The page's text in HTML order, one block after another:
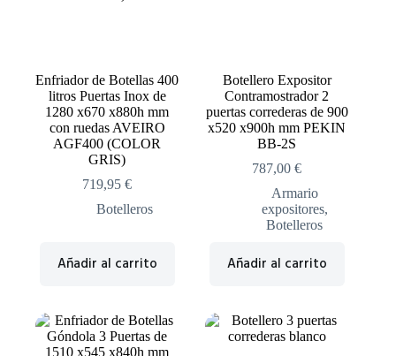
Enfriador de Botellas 400
litros Puertas Inox de
1280 x670 x880h mm
con ruedas AVEIRO
AGF400 (COLOR
GRIS)
719,95€
Botelleros
Añadir al carrito
Botellero Expositor
Contramostrador 2
puertas correderas de 900
x520 x900h mm PEKIN
BB-2S
787,00€
Armario
expositores,
Botelleros
Añadir al carrito